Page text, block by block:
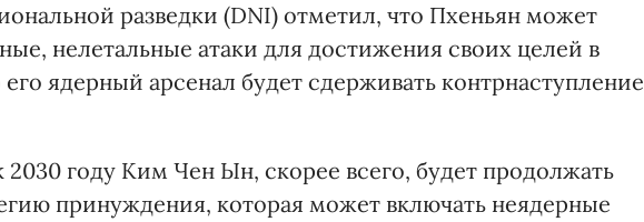
разведки (DNI) отметил, что Пхеньян может
нелетальные атаки для достижения своих целей в
ядерный арсенал будет сдерживать контрнаступление
году Ким Чен Ын, скорее всего, будет продолжать
принуждения, которая может включать неядерные